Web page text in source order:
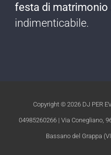
festa di matrimonio
indimenticabile.​
Copyright © 2026 DJ PER
04985260266 | Via Conegliano,
Bassano del Grappa